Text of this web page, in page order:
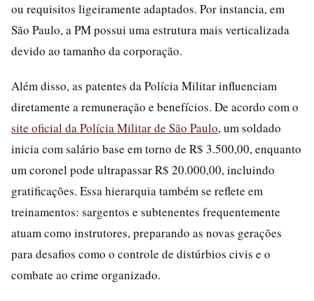
ou requisitos ligeiramente adaptados. Por instancia, em
São Paulo, a PM possui uma estrutura mais verticalizada
devido ao tamanho da corporação.
Além disso, as patentes da Polícia Militar influenciam
diretamente a remuneração e benefícios. De acordo com o
site oficial da Polícia Militar de São Paulo, um soldado
inicia com salário base em torno de R$ 3.500,00, enquanto
um coronel pode ultrapassar R$ 20.000,00, incluindo
gratificações. Essa hierarquia também se reflete em
treinamentos: sargentos e subtenentes frequentemente
atuam como instrutores, preparando as novas gerações
para desafios como o controle de distúrbios civis e o
combate ao crime organizado.